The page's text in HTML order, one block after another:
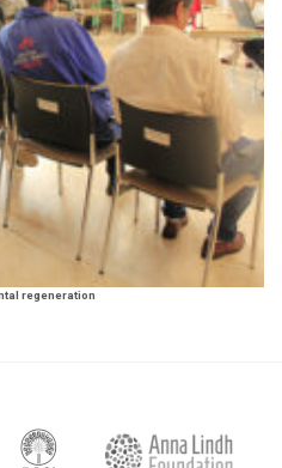
regeneration